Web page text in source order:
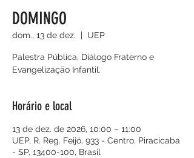
DOMINGO
dom., 13 de dez.
  |
UEP
Palestra Pública, Diálogo Fraterno e
Evangelização Infantil.
Horário e local
13 de dez. de 2026, 10:00 – 11:00
UEP, R. Reg. Feijó, 933 - Centro, Piracicaba
- SP, 13400-100, Brasil